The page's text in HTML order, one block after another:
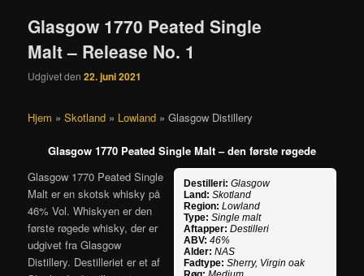
Glasgow 1770 Peated Single
Malt – Release No. 1
Udgivet den22. juni 2021
Hjem »Skotland » Lowland »Glasgow Distillery
Glasgow 1770 Peated Single Malt – den første røgede
Destilleri: Glasgow
Land: Skotland
Region: Lowland
Type: Single malt
Aftapper: Destilleri
ABV: 46%
Alder: NAS
Fadtype: Sherry, Virgin oak
Glasgow 1770 Peated Single
Malt er en skotsk whisky på
46% Vol. Whiskyen er den
første røgede whisky, der er
udgivet fra Glasgow
Distillery. Destilleriet er et af